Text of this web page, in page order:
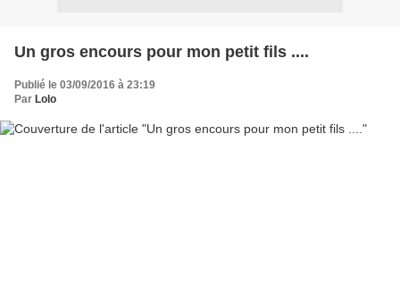
Un gros encours pour mon petit fils ....
Publié le 03/09/2016 à 23:19
Par Lolo